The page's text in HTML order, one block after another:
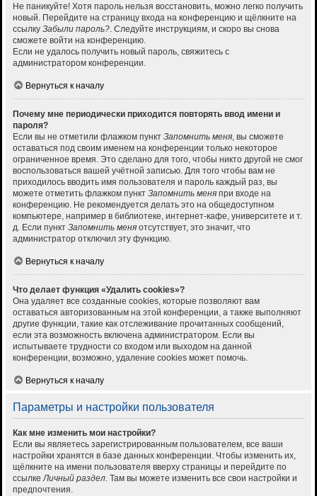
Не паникуйте! Хотя пароль нельзя восстановить, можно легко получить
новый. Перейдите на страницу входа на конференцию и щёлкните на
ссылку Забыли пароль?. Следуйте инструкциям, и скоро вы снова
сможете войти на конференцию.
Если не удалось получить новый пароль, свяжитесь с
администратором конференции.
Вернуться к началу
Почему мне периодически приходится повторять ввод имени и
пароля?
Если вы не отметили флажком пункт Запомнить меня, вы сможете
оставаться под своим именем на конференции только некоторое
ограниченное время. Это сделано для того, чтобы никто другой не смог
воспользоваться вашей учётной записью. Для того чтобы вам не
приходилось вводить имя пользователя и пароль каждый раз, вы
можете отметить флажком пункт Запомнить меня при входе на
конференцию. Не рекомендуется делать это на общедоступном
компьютере, например в библиотеке, интернет-кафе, университете и т.
д. Если пункт Запомнить меня отсутствует, это значит, что
администратор отключил эту функцию.
Вернуться к началу
Что делает функция «Удалить cookies»?
Она удаляет все созданные cookies, которые позволяют вам
оставаться авторизованным на этой конференции, а также выполняют
другие функции, такие как отслеживание прочитанных сообщений,
если эта возможность включена администратором. Если вы
испытываете трудности со входом или выходом на данной
конференции, возможно, удаление cookies может помочь.
Вернуться к началу
Параметры и настройки пользователя
Как мне изменить мои настройки?
Если вы являетесь зарегистрированным пользователем, все ваши
настройки хранятся в базе данных конференции. Чтобы изменить их,
щёлкните на имени пользователя вверху страницы и перейдите по
ссылкеЛичный раздел. Там вы можете изменить все свои настройки и
предпочтения.